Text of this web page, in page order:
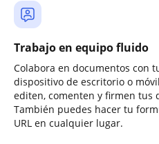
Trabajo en equipo fluido
Colabora en documentos con
dispositivo de escritorio o
editen, comenten y firmen tus
También puedes hacer tu
URL en cualquier lugar.